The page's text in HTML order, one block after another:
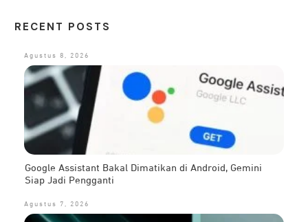
RECENT POSTS
Agustus 8, 2026
Google Assistant Bakal Dimatikan di Android, Gemini
Siap Jadi Pengganti
Agustus 7, 2026